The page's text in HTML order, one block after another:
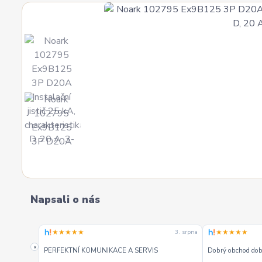
Napsali o nás
«
★★★★★ 3. srpna
PERFEKTNÍ KOMUNIKACE A SERVIS
★★★★★
Dobrý obchod